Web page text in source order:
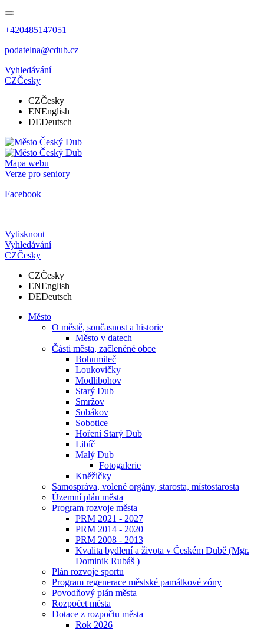
+420485147051
podatelna@cdub.cz
Vyhledávání
CZČesky
CZČesky
ENEnglish
DEDeutsch
Mapa webu
Verze pro seniory
Facebook
Vytisknout
Vyhledávání
CZČesky
CZČesky
ENEnglish
DEDeutsch
Město
O městě, současnost a historie
Město v datech
Části města, začleněné obce
Bohumileč
Loukovičky
Modlibohov
Starý Dub
Smržov
Sobákov
Sobotice
Hoření Starý Dub
Libíč
Malý Dub
Fotogalerie
Kněžičky
Samospráva, volené orgány, starosta, místostarosta
Územní plán města
Program rozvoje města
PRM 2021 - 2027
PRM 2014 - 2020
PRM 2008 - 2013
Kvalita bydlení a života v Českém Dubě (Mgr.
Dominik Rubáš )
Plán rozvoje sportu
Program regenerace městské památkové zóny
Povodňový plán města
Rozpočet města
Dotace z rozpočtu města
Rok 2026